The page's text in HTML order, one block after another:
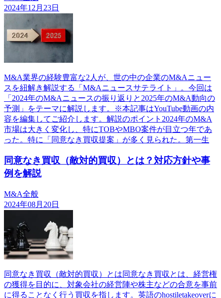
2024年12月23日
M&A業界の経験豊富な2人が、世の中の企業のM&Aニュー
スを紐解き解説する「M&Aニュースサテライト」。今回は
「2024年のM&Aニュースの振り返りと2025年のM&A動向の
予測」をテーマに解説します。※本記事はYouTube動画の内
容を編集してご紹介します。解説のポイント2024年のM&A
市場は大きく変化し、特にTOBやMBO案件が目立つ年であ
った。特に「同意なき買収提案」が多く見られた。第一生
同意なき買収（敵対的買収）とは？対応方針や事
例を解説
M&A全般
2024年08月20日
同意なき買収（敵対的買収）とは同意なき買収とは、経営権
の獲得を目的に、対象会社の経営陣や株主などの合意を事前
に得ることなく行う買収を指します。英語のhostiletakeoverに